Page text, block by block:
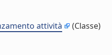
attività
(Classe)